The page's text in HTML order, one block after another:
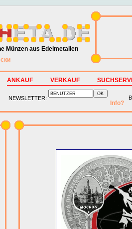
Münzen aus Edelmetallen
ANKAUF VERKAUF
NEWSLETTER:
Info?